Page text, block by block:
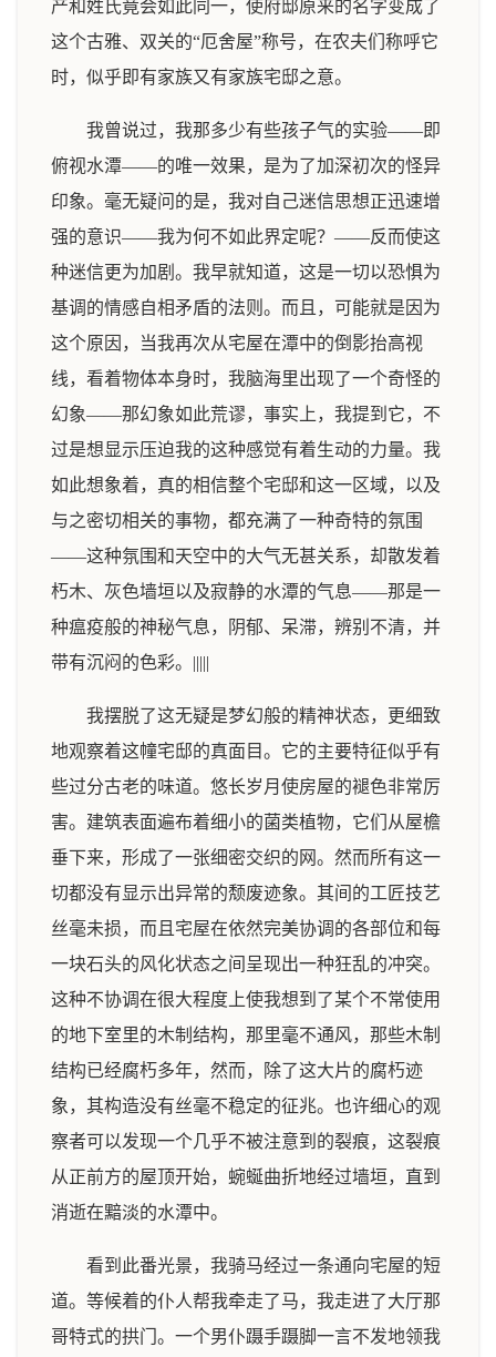
产和姓氏竟会如此同一，使府邸原来的名字变成了
这个古雅、双关的“厄舍屋”称号，在农夫们称呼它
时，似乎即有家族又有家族宅邸之意。
我曾说过，我那多少有些孩子气的实验——即
俯视水潭——的唯一效果，是为了加深初次的怪异
印象。毫无疑问的是，我对自己迷信思想正迅速增
强的意识——我为何不如此界定呢？——反而使这
种迷信更为加剧。我早就知道，这是一切以恐惧为
基调的情感自相矛盾的法则。而且，可能就是因为
这个原因，当我再次从宅屋在潭中的倒影抬高视
线，看着物体本身时，我脑海里出现了一个奇怪的
幻象——那幻象如此荒谬，事实上，我提到它，不
过是想显示压迫我的这种感觉有着生动的力量。我
如此想象着，真的相信整个宅邸和这一区域，以及
与之密切相关的事物，都充满了一种奇特的氛围
——这种氛围和天空中的大气无甚关系，却散发着
朽木、灰色墙垣以及寂静的水潭的气息——那是一
种瘟疫般的神秘气息，阴郁、呆滞，辨别不清，并
带有沉闷的色彩。|||||
我摆脱了这无疑是梦幻般的精神状态，更细致
地观察着这幢宅邸的真面目。它的主要特征似乎有
些过分古老的味道。悠长岁月使房屋的褪色非常厉
害。建筑表面遍布着细小的菌类植物，它们从屋檐
垂下来，形成了一张细密交织的网。然而所有这一
切都没有显示出异常的颓废迹象。其间的工匠技艺
丝毫未损，而且宅屋在依然完美协调的各部位和每
一块石头的风化状态之间呈现出一种狂乱的冲突。
这种不协调在很大程度上使我想到了某个不常使用
的地下室里的木制结构，那里毫不通风，那些木制
结构已经腐朽多年，然而，除了这大片的腐朽迹
象，其构造没有丝毫不稳定的征兆。也许细心的观
察者可以发现一个几乎不被注意到的裂痕，这裂痕
从正前方的屋顶开始，蜿蜒曲折地经过墙垣，直到
消逝在黯淡的水潭中。
看到此番光景，我骑马经过一条通向宅屋的短
道。等候着的仆人帮我牵走了马，我走进了大厅那
哥特式的拱门。一个男仆蹑手蹑脚一言不发地领我